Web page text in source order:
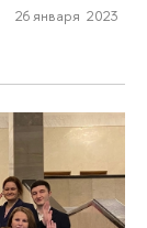
26 января 2023